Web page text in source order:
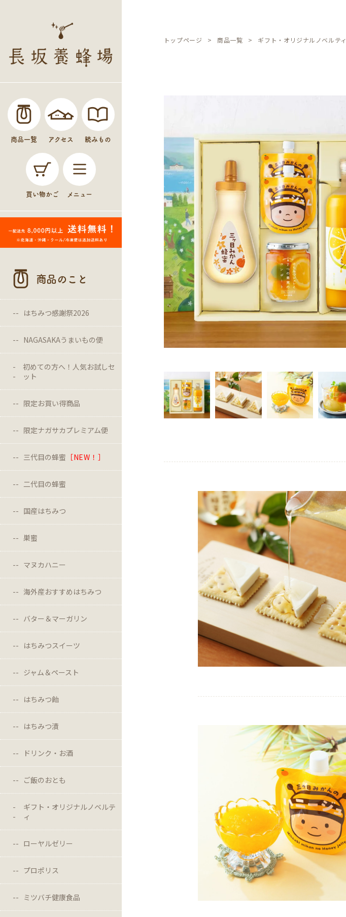
商品一覧 アクセス 読みもの
買い物かご メニュー
商品のこと
はちみつ感謝祭2026
NAGASAKAうまいもの便
初めての方へ！人気お試しセ
ット
限定お買い得商品
限定ナガサカプレミアム便
三代目の蜂蜜 ［NEW！］
二代目の蜂蜜
国産はちみつ
巣蜜
マヌカハニー
海外産おすすめはちみつ
バター＆マーガリン
はちみつスイーツ
ジャム＆ペースト
はちみつ飴
はちみつ漬
ドリンク・お酒
ご飯のおとも
ギフト・オリジナルノベルテ
ィ
ローヤルゼリー
プロポリス
ミツバチ健康食品
トップページ 商品一覧 ギフト・オリジナルノベルティ